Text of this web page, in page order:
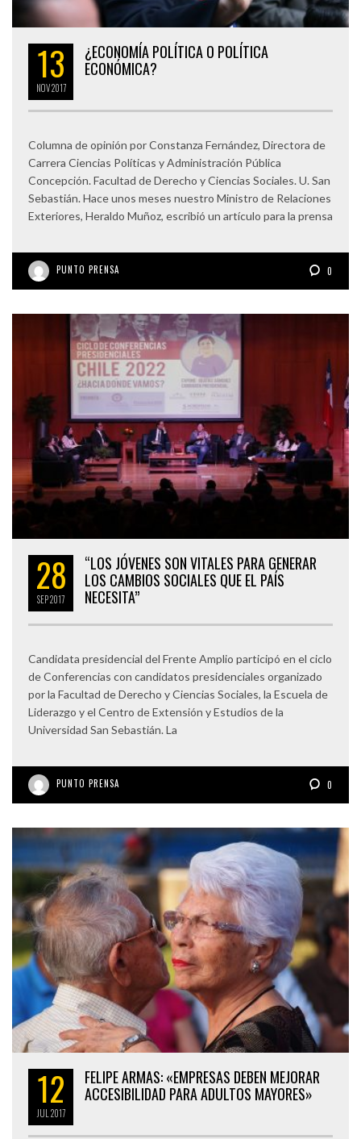
13
NOV2017
¿ECONOMÍA POLÍTICA O POLÍTICA
ECONÓMICA?
Columna de opinión por Constanza Fernández, Directora de
Carrera Ciencias Políticas y Administración Pública
Concepción. Facultad de Derecho y Ciencias Sociales. U. San
Sebastián. Hace unos meses nuestro Ministro de Relaciones
Exteriores, Heraldo Muñoz, escribió un artículo para la prensa
PUNTO PRENSA 0
28
SEP2017
“LOS JÓVENES SON VITALES PARA GENERAR
LOS CAMBIOS SOCIALES QUE EL PAÍS
NECESITA”
Candidata presidencial del Frente Amplio participó en el ciclo
de Conferencias con candidatos presidenciales organizado
por la Facultad de Derecho y Ciencias Sociales, la Escuela de
Liderazgo y el Centro de Extensión y Estudios de la
Universidad San Sebastián. La
PUNTO PRENSA 0
12
JUL 2017
FELIPE ARMAS: «EMPRESAS DEBEN MEJORAR
ACCESIBILIDAD PARA ADULTOS MAYORES»